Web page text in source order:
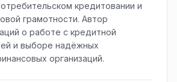
кредитовании и
грамотности. Автор
о работе с кредитной
и выборе надёжных
организаций.